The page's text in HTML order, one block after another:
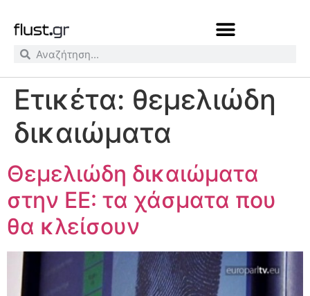
Ετικέτα: θεμελιώδη
δικαιώματα
Θεμελιώδη δικαιώματα
στην ΕΕ: τα χάσματα που
θα κλείσουν